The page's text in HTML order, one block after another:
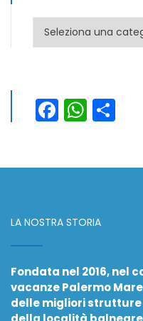
Categorie
LA NOSTRA STORIA
Fondata nel 2016, nel
vacanze Palermo
delle migliori